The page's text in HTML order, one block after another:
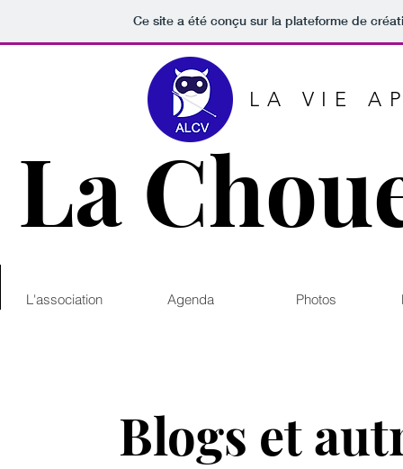
Ce site a été conçu sur la plateforme de
LA VIE
La
L'association Agenda Photos
Blogs et